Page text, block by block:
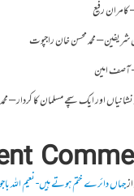
رفیع
شریفین – محمد محسن خان راجپوت
آصف امین
اور ایک سچے مسلمان کا کردار –
ازجہاں دائرے ختم ہوتے ہیں- نعیم اللہ